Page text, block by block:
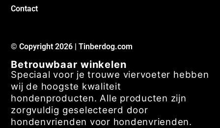
Contact
© Copyright 2026 | Tinberdog.com
Betrouwbaar winkelen
Speciaal voor je trouwe viervoeter hebben
wij de hoogste kwaliteit
hondenproducten. Alle producten zijn
zorgvuldig geselecteerd door
hondenvrienden voor hondenvrienden.